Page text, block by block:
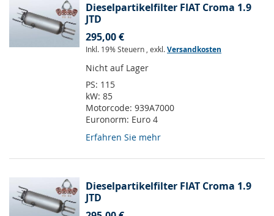
Dieselpartikelfilter FIAT Croma 1.9
JTD
295,00 €
Inkl. 19% Steuern , exkl.Versandkosten
Nicht auf Lager
PS: 115
kW: 85
Motorcode: 939A7000
Euronorm: Euro 4
Erfahren Sie mehr
Dieselpartikelfilter FIAT Croma 1.9
JTD